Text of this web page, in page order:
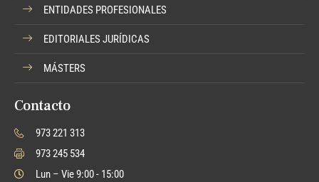
ENTIDADES PROFESIONALES
EDITORIALES JURÍDICAS
MÁSTERS
Contacto
973 221 313
973 245 534
Lun – Vie 9:00 - 15:00